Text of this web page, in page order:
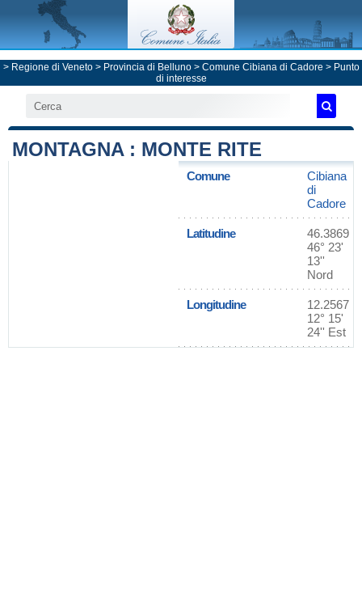
> Regione di Veneto> Provincia di Belluno> Comune Cibiana di Cadore > Punto
di interesse
MONTAGNA : MONTE RITE
Comune
Cibiana
di
Cadore
Latitudine
46.3869
46° 23'
13''
Nord
Longitudine
12.2567
12° 15'
24'' Est